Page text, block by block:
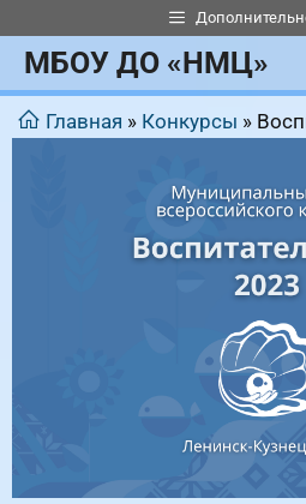
к
содержимому
МБОУ ДО «НМЦ»
Главная » Конкурсы »